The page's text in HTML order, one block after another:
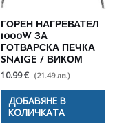
ГОРЕН НАГРЕВАТЕЛ
1000W ЗА
ГОТВАРСКА ПЕЧКА
SNAIGE / ВИКОМ
10.99 € (21.49 лв.)
ДОБАВЯНЕ В
КОЛИЧКАТА